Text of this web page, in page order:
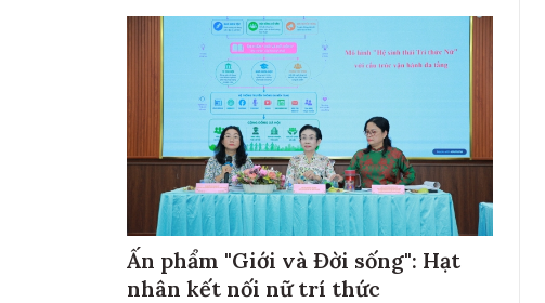
Ấn phẩm "Giới và Đời sống": Hạt
nhân kết nối nữ trí thức